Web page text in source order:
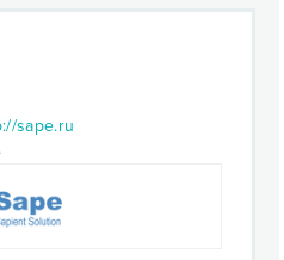
sape.ru